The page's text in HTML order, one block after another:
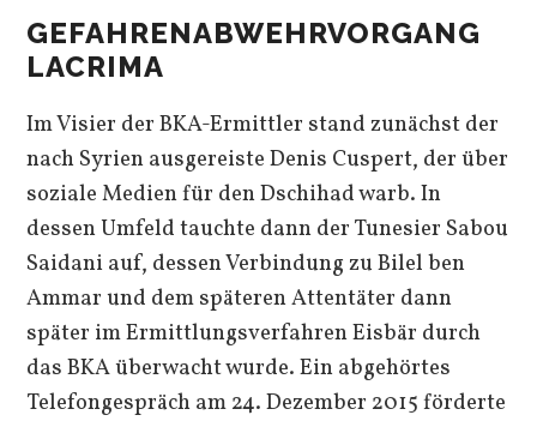
GEFAHRENABWEHRVORGANG
LACRIMA
Im Visier der BKA-Ermittler stand zunächst der
nach Syrien ausgereiste Denis Cuspert, der über
soziale Medien für den Dschihad warb. In
dessen Umfeld tauchte dann der Tunesier Sabou
Saidani auf, dessen Verbindung zu Bilel ben
Ammar und dem späteren Attentäter dann
später im Ermittlungsverfahren Eisbär durch
das BKA überwacht wurde. Ein abgehörtes
Telefongespräch am 24. Dezember 2015 förderte